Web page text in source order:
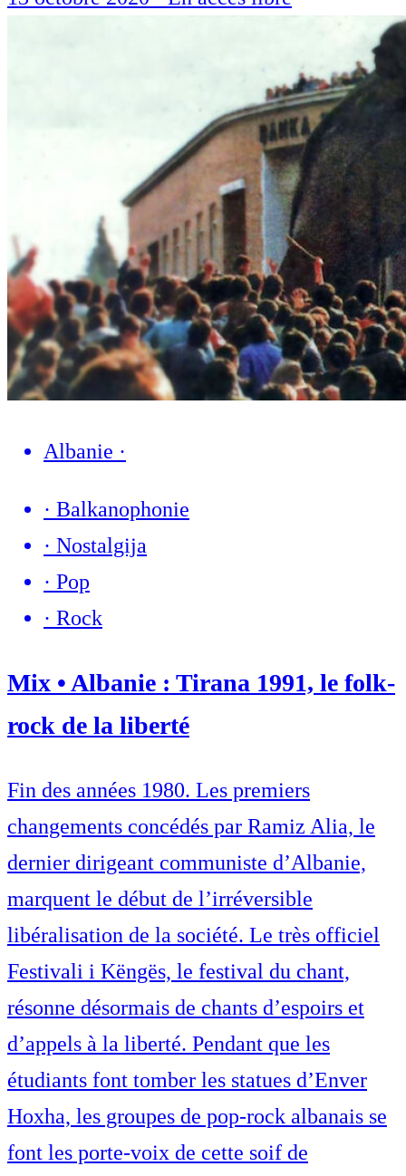
Albanie ·
· Balkanophonie
· Nostalgija
· Pop
· Rock
Mix • Albanie : Tirana 1991, le folk-
rock de la liberté
Fin des années 1980. Les premiers
changements concédés par Ramiz Alia, le
dernier dirigeant communiste d’Albanie,
marquent le début de l’irréversible
libéralisation de la société. Le très officiel
Festivali i Këngës, le festival du chant,
résonne désormais de chants d’espoirs et
d’appels à la liberté. Pendant que les
étudiants font tomber les statues d’Enver
Hoxha, les groupes de pop-rock albanais se
font les porte-voix de cette soif de